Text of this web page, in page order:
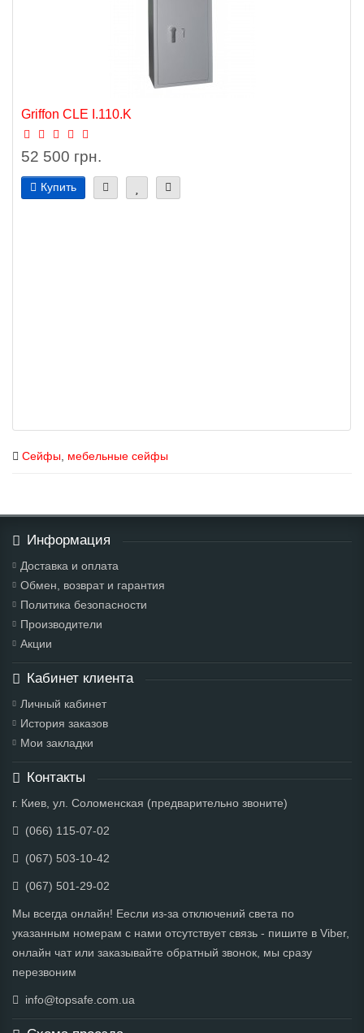
Griffon CLE I.110.K
52 500 грн.
Купить
Сейфы мебельные сейфы
Информация
Доставка и оплата
Обмен, возврат и гарантия
Политика безопасности
Производители
Акции
Кабинет клиента
Личный кабинет
История заказов
Мои закладки
Контакты
г. Киев, ул. Соломенская (предварительно звоните)
(066) 115-07-02
(067) 503-10-42
(067) 501-29-02
Мы всегда онлайн! Еесли из-за отключений света по
указанным номерам с нами отсутствует связь - пишите в Viber,
онлайн чат или заказывайте обратный звонок, мы сразу
перезвоним
info@topsafe.com.ua